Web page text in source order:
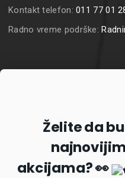
Kontakt telefon:011 77 01
Radno vreme podrške:
Želite da
akcijama? 👀